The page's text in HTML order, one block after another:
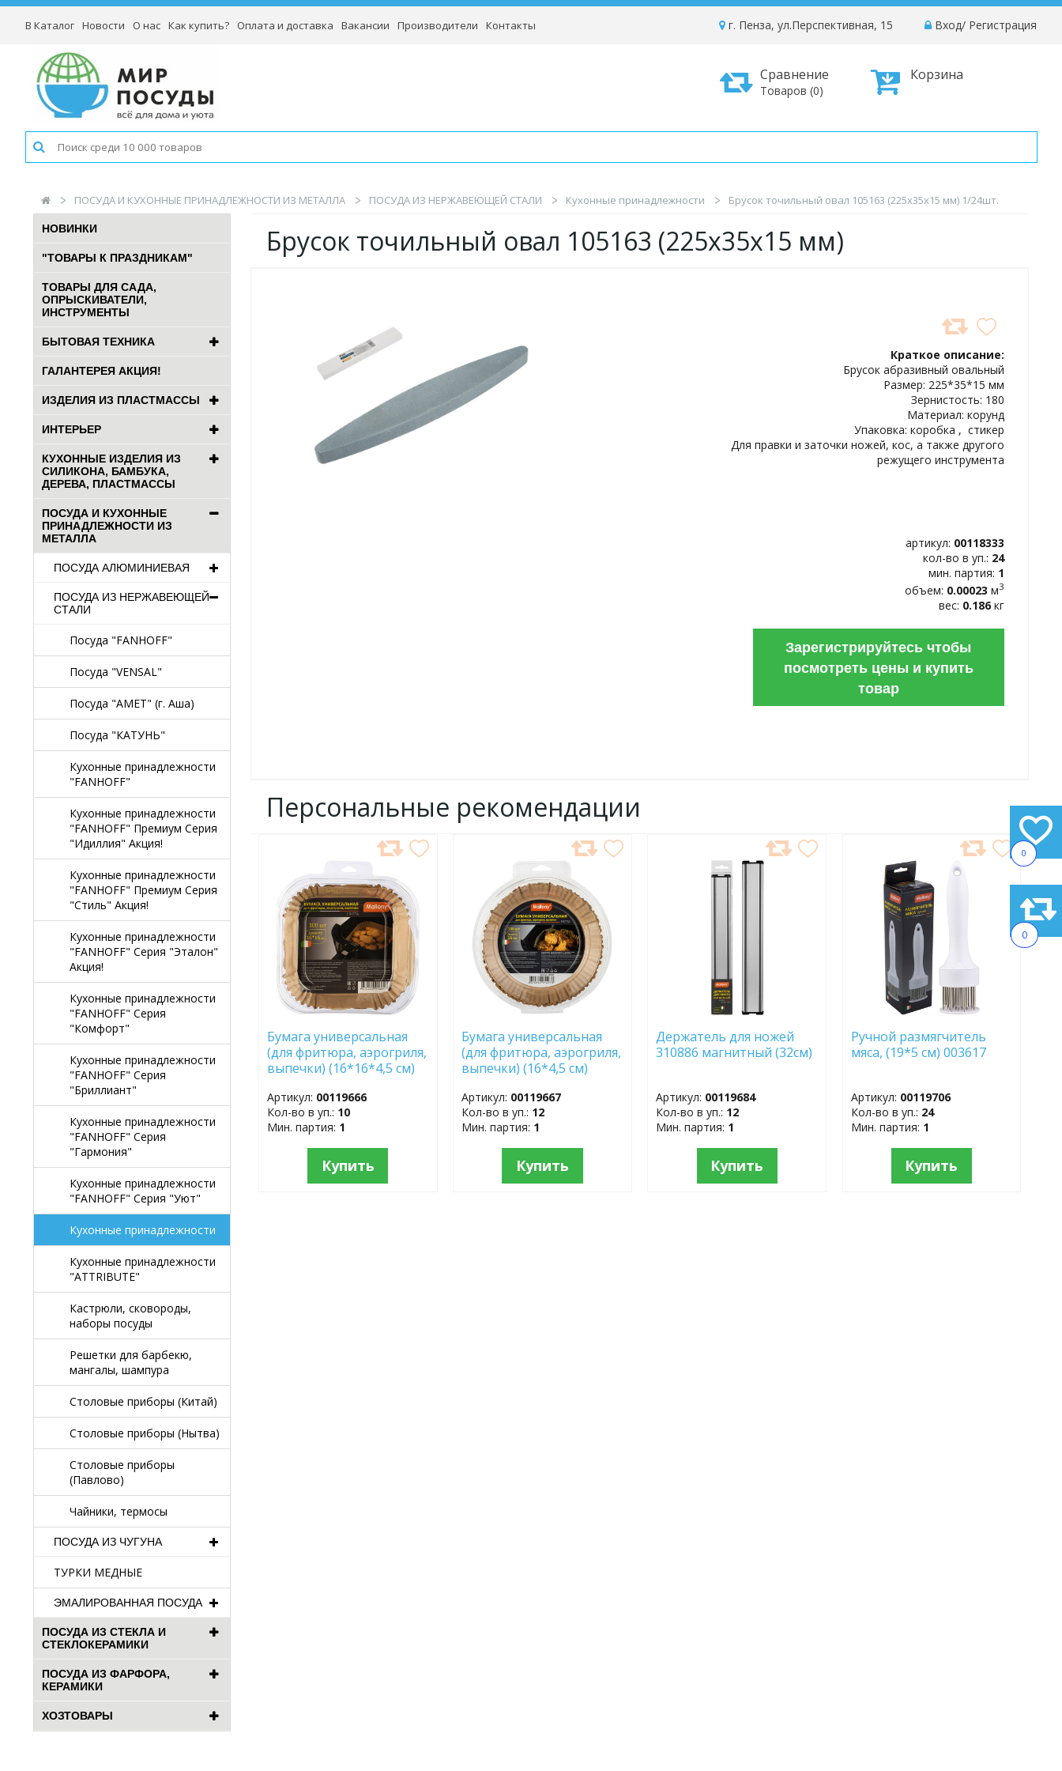
0
0
В Каталог Новости О нас Как купить? Оплата и доставка Вакансии Производители Контакты Вход/ Регистрация
г. Пенза, ул.Перспективная, 15
Корзина
Сравнение
Товаров (0)
ПОСУДА И КУХОННЫЕ ПРИНАДЛЕЖНОСТИ ИЗ МЕТАЛЛА ПОСУДА ИЗ НЕРЖАВЕЮЩЕЙ СТАЛИ Кухонные принадлежности Брусок точильный овал 105163 (225х35х15 мм) 1/24шт.
НОВИНКИ
"ТОВАРЫ К ПРАЗДНИКАМ"
ТОВАРЫ ДЛЯ САДА,
ОПРЫСКИВАТЕЛИ,
ИНСТРУМЕНТЫ
БЫТОВАЯ ТЕХНИКА
ГАЛАНТЕРЕЯ АКЦИЯ!
ИЗДЕЛИЯ ИЗ ПЛАСТМАССЫ
ИНТЕРЬЕР
КУХОННЫЕ ИЗДЕЛИЯ ИЗ
СИЛИКОНА, БАМБУКА,
ДЕРЕВА, ПЛАСТМАССЫ
ПОСУДА И КУХОННЫЕ
ПРИНАДЛЕЖНОСТИ ИЗ
МЕТАЛЛА
ПОСУДА АЛЮМИНИЕВАЯ
ПОСУДА ИЗ НЕРЖАВЕЮЩЕЙ
СТАЛИ
Посуда "FANHOFF"
Посуда "VENSAL"
Посуда "АМЕТ" (г. Аша)
Посуда "КАТУНЬ"
Кухонные принадлежности
"FANHOFF"
Кухонные принадлежности
"FANHOFF" Премиум Серия
"Идиллия" Акция!
Кухонные принадлежности
"FANHOFF" Премиум Серия
"Стиль" Акция!
Кухонные принадлежности
"FANHOFF" Серия "Эталон"
Акция!
Кухонные принадлежности
"FANHOFF" Серия
"Комфорт"
Кухонные принадлежности
"FANHOFF" Серия
"Бриллиант"
Кухонные принадлежности
"FANHOFF" Серия
"Гармония"
Кухонные принадлежности
"FANHOFF" Серия "Уют"
Кухонные принадлежности
Кухонные принадлежности
"ATTRIBUTE"
Кастрюли, сковороды,
наборы посуды
Решетки для барбекю,
мангалы, шампура
Столовые приборы (Китай)
Столовые приборы (Нытва)
Столовые приборы
(Павлово)
Чайники, термосы
ПОСУДА ИЗ ЧУГУНА
ТУРКИ МЕДНЫЕ
ЭМАЛИРОВАННАЯ ПОСУДА
ПОСУДА ИЗ СТЕКЛА И
СТЕКЛОКЕРАМИКИ
ПОСУДА ИЗ ФАРФОРА,
КЕРАМИКИ
ХОЗТОВАРЫ
Брусок точильный овал 105163 (225х35х15 мм)
Краткое описание:
Брусок абразивный овальный
Размер: 225*35*15 мм
Зернистость: 180
Материал: корунд
Упаковка: коробка , стикер
Для правки и заточки ножей, кос, а также другого
режущего инструмента
артикул: 00118333
кол-во в уп.: 24
мин. партия: 1
объем: 0.00023 м3
вес: 0.186 кг
Зарегистрируйтесь чтобы
посмотреть цены и купить
товар
Персональные рекомендации
ИЗБРАННОЕ
Бумага универсальная
(для фритюра, аэрогриля,
выпечки) (16*16*4,5 см)
Артикул: 00119666
Кол-во в уп.: 10
Мин. партия: 1
Купить
ИЗБРАННОЕ
Бумага универсальная
(для фритюра, аэрогриля,
выпечки) (16*4,5 см)
Артикул: 00119667
Кол-во в уп.: 12
Мин. партия: 1
Купить
ДОБАВИТЬ
Держатель для ножей
310886 магнитный (32см)
Артикул: 00119684
Кол-во в уп.: 12
Мин. партия: 1
Купить
ДОБАВИТЬ
ИЗБРАННОЕ
Ручной размягчитель
мяса, (19*5 см) 003617
Артикул: 00119706
Кол-во в уп.: 24
Мин. партия: 1
Купить